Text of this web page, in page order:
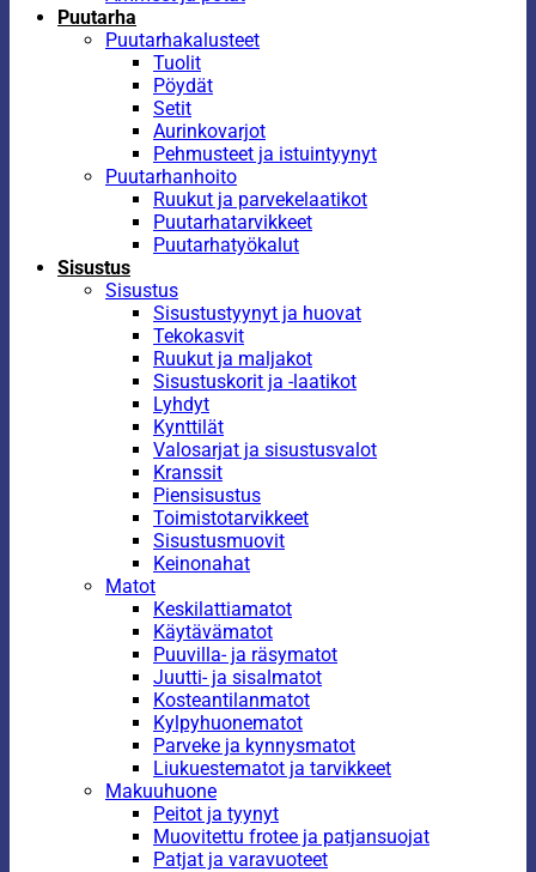
Puutarha
Puutarhakalusteet
Tuolit
Pöydät
Setit
Aurinkovarjot
Pehmusteet ja istuintyynyt
Puutarhanhoito
Ruukut ja parvekelaatikot
Puutarhatarvikkeet
Puutarhatyökalut
Sisustus
Sisustus
Sisustustyynyt ja huovat
Tekokasvit
Ruukut ja maljakot
Sisustuskorit ja -laatikot
Lyhdyt
Kynttilät
Valosarjat ja sisustusvalot
Kranssit
Piensisustus
Toimistotarvikkeet
Sisustusmuovit
Keinonahat
Matot
Keskilattiamatot
Käytävämatot
Puuvilla- ja räsymatot
Juutti- ja sisalmatot
Kosteantilanmatot
Kylpyhuonematot
Parveke ja kynnysmatot
Liukuestematot ja tarvikkeet
Makuuhuone
Peitot ja tyynyt
Muovitettu frotee ja patjansuojat
Patjat ja varavuoteet